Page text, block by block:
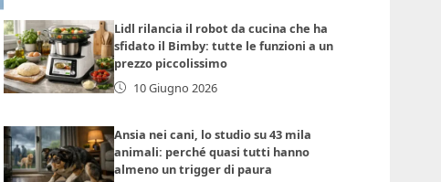
Lidl rilancia il robot da cucina che ha
sfidato il Bimby: tutte le funzioni a un
prezzo piccolissimo
10 Giugno 2026
Ansia nei cani, lo studio su 43 mila
animali: perché quasi tutti hanno
almeno un trigger di paura